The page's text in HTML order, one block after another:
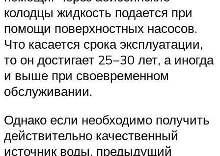
колодцы жидкость подается при
помощи поверхностных насосов.
Что касается срока эксплуатации,
то он достигает 25−30 лет, а иногда
и выше при своевременном
обслуживании.
Однако если необходимо получить
действительно качественный
источник воды, предыдущий